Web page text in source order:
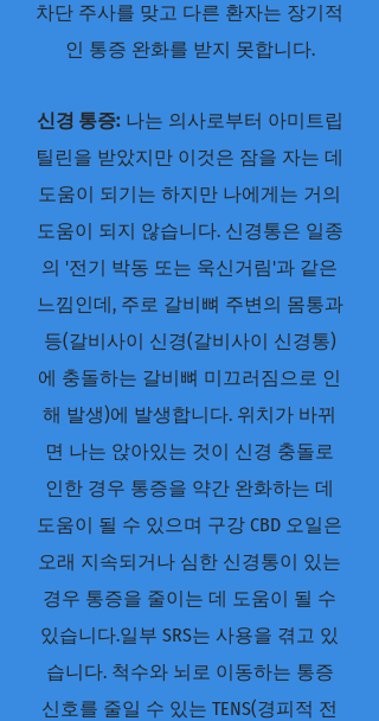
차단 주사를 맞고 다른 환자는 장기적
인 통증 완화를 받지 못합니다.
신경 통증:나는 의사로부터 아미트립
틸린을 받았지만 이것은 잠을 자는 데
도움이 되기는 하지만 나에게는 거의
도움이 되지 않습니다. 신경통은 일종
의 '전기 박동 또는 욱신거림'과 같은
느낌인데, 주로 갈비뼈 주변의 몸통과
등(갈비사이 신경(갈비사이 신경통)
에 충돌하는 갈비뼈 미끄러짐으로 인
해 발생)에 발생합니다. 위치가 바뀌
면 나는 앉아있는 것이 신경 충돌로
인한 경우 통증을 약간 완화하는 데
도움이 될 수 있으며 구강 CBD 오일은
오래 지속되거나 심한 신경통이 있는
경우 통증을 줄이는 데 도움이 될 수
있습니다.일부 SRS는 사용을 겪고 있
습니다. 척수와 뇌로 이동하는 통증
신호를 줄일 수 있는 TENS(경피적 전